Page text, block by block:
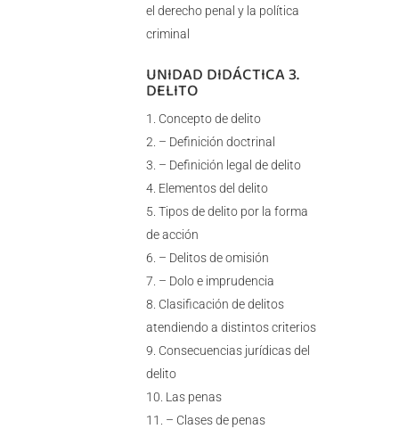
el derecho penal y la política
criminal
UNIDAD DIDÁCTICA 3.
DELITO
Concepto de delito
– Definición doctrinal
– Definición legal de delito
Elementos del delito
Tipos de delito por la forma
de acción
– Delitos de omisión
– Dolo e imprudencia
Clasificación de delitos
atendiendo a distintos criterios
Consecuencias jurídicas del
delito
Las penas
– Clases de penas